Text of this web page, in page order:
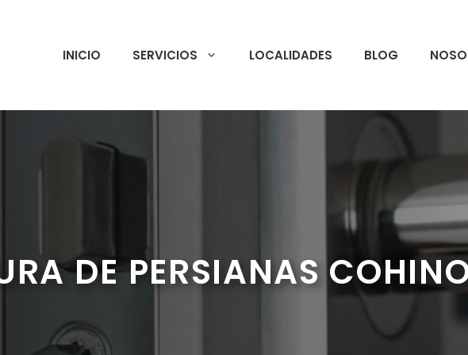
INICIO SERVICIOS LOCALIDADES BLOG
DE PERSIANAS